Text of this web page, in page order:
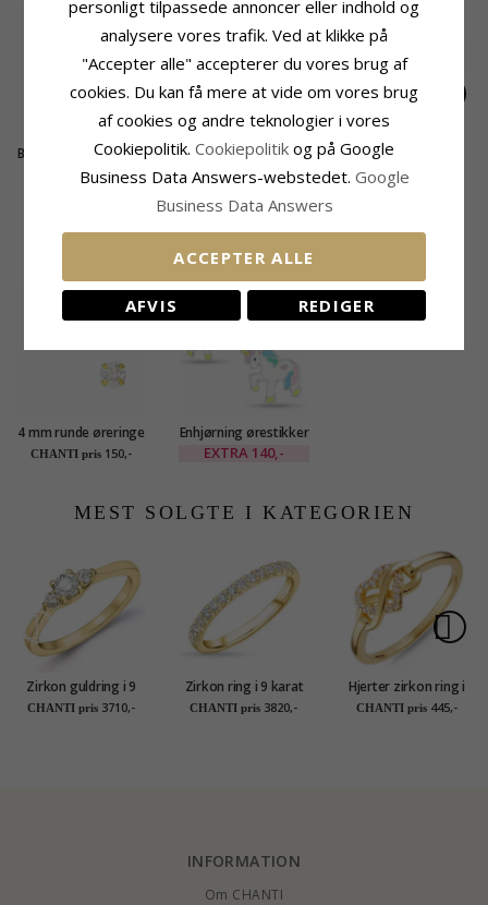
Blank zirkon guldring
i 9 karat guld - Gold
Collection
CHANTI pris 1900,-
4,5 mm zirkon
guldring i 9 karat
guld
EXTRA1555,-
Grøn syntetisk
smaragd guldring i 9
karat guld
CHANTI pris
KUNDER DER HAR KØBT DENNE HAR
OGSÁ KØBT
4 mm runde øreringe
i forgyldt sølv
CHANTI pris 150,-
Enhjørning ørestikker
i sølv - Little Ones
EXTRA 140,-
MEST SOLGTE I KATEGORIEN
Zirkon guldring i 9
karat guld
CHANTI pris 3710,-
Zirkon ring i 9 karat
guld
CHANTI pris 3820,-
Hjerter zirkon ring i
forgyldt sølv
CHANTI pris 445,-
INFORMATION
Om CHANTI
personligt tilpassede annoncer eller indhold og
analysere vores trafik. Ved at klikke på
"Accepter alle" accepterer du vores brug af
cookies. Du kan få mere at vide om vores brug
af cookies og andre teknologier i vores
Cookiepolitik. Cookiepolitik og på Google
Business Data Answers-webstedet. Google
Business Data Answers
ACCEPTER ALLE
AFVIS REDIGER